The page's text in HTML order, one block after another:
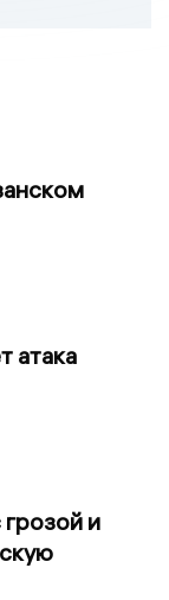
атака
и